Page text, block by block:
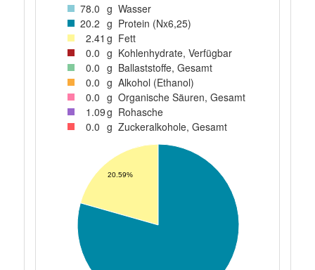
78.0 g Wasser
20.2 g Protein (Nx6,25)
2.41 g Fett
0.0 g Kohlenhydrate, Verfügbar
0.0 g Ballaststoffe, Gesamt
0.0 g Alkohol (Ethanol)
0.0 g Organische Säuren, Gesamt
1 .09g Rohasche
0.0 g Zuckeralkohole, Gesamt
20.59%